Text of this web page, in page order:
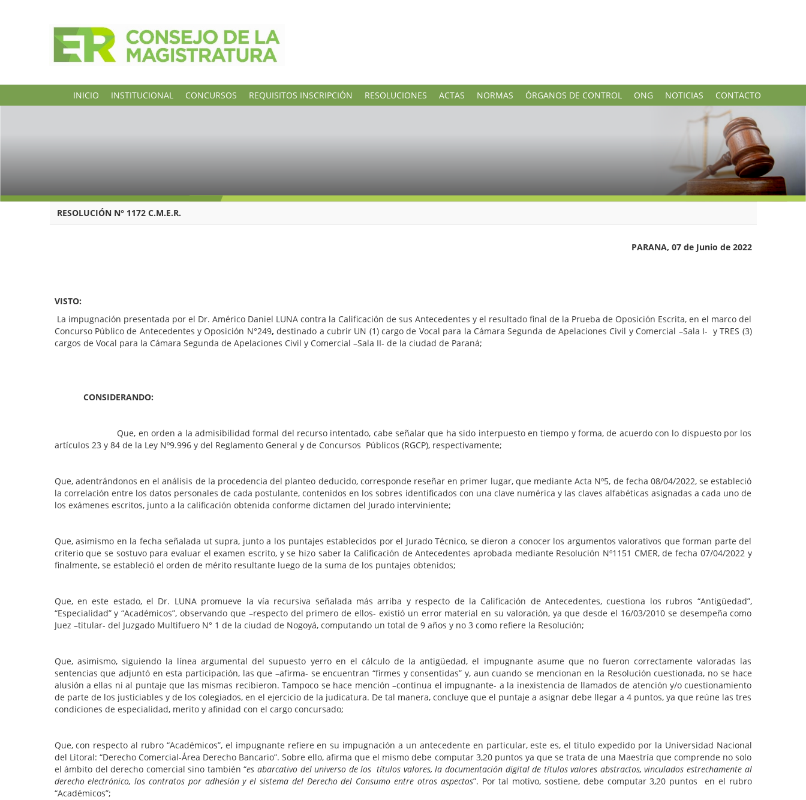
INICIO INSTITUCIONAL CONCURSOS REQUISITOS INSCRIPCIÓN RESOLUCIONES ACTAS NORMAS ÓRGANOS DE CONTROL ONG NOTICIAS CONTACTO
RESOLUCIÓN N° 1172 C.M.E.R.
PARANA, 07 de Junio de 2022
VISTO:
La impugnación presentada por el Dr. Américo Daniel LUNA contra la Calificación de sus Antecedentes y el resultado final de la Prueba de Oposición Escrita, en el marco del
Concurso Público de Antecedentes y Oposición N°249,destinado a cubrir UN (1) cargo de Vocal para la Cámara Segunda de Apelaciones Civil y Comercial –Sala I- y TRES (3)
cargos de Vocal para la Cámara Segunda de Apelaciones Civil y Comercial –Sala II- de la ciudad de Paraná;
CONSIDERANDO:
Que, en orden a la admisibilidad formal del recurso intentado, cabe señalar que ha sido interpuesto en tiempo y forma, de acuerdo con lo dispuesto por los
artículos 23 y 84 de la Ley Nº9.996 y del Reglamento General y de Concursos Públicos (RGCP), respectivamente;
Que, adentrándonos en el análisis de la procedencia del planteo deducido, corresponde reseñar en primer lugar, que mediante Acta Nº5, de fecha 08/04/2022, se estableció
la correlación entre los datos personales de cada postulante, contenidos en los sobres identificados con una clave numérica y las claves alfabéticas asignadas a cada uno de
los exámenes escritos, junto a la calificación obtenida conforme dictamen del Jurado interviniente;
Que, asimismo en la fecha señalada ut supra, junto a los puntajes establecidos por el Jurado Técnico, se dieron a conocer los argumentos valorativos que forman parte del
criterio que se sostuvo para evaluar el examen escrito, y se hizo saber la Calificación de Antecedentes aprobada mediante Resolución Nº1151 CMER, de fecha 07/04/2022 y
finalmente, se estableció el orden de mérito resultante luego de la suma de los puntajes obtenidos;
Que, en este estado, el Dr. LUNA promueve la vía recursiva señalada más arriba y respecto de la Calificación de Antecedentes, cuestiona los rubros “Antigüedad”,
“Especialidad” y “Académicos”, observando que –respecto del primero de ellos- existió un error material en su valoración, ya que desde el 16/03/2010 se desempeña como
Juez –titular- del Juzgado Multifuero N° 1 de la ciudad de Nogoyá, computando un total de 9 años y no 3 como refiere la Resolución;
Que, asimismo, siguiendo la línea argumental del supuesto yerro en el cálculo de la antigüedad, el impugnante asume que no fueron correctamente valoradas las
sentencias que adjuntó en esta participación, las que –afirma- se encuentran “firmes y consentidas” y, aun cuando se mencionan en la Resolución cuestionada, no se hace
alusión a ellas ni al puntaje que las mismas recibieron. Tampoco se hace mención –continua el impugnante- a la inexistencia de llamados de atención y/o cuestionamiento
de parte de los justiciables y de los colegiados, en el ejercicio de la judicatura. De tal manera, concluye que el puntaje a asignar debe llegar a 4 puntos, ya que reúne las tres
condiciones de especialidad, merito y afinidad con el cargo concursado;
Que, con respecto al rubro “Académicos”, el impugnante refiere en su impugnación a un antecedente en particular, este es, el titulo expedido por la Universidad Nacional
del Litoral: “Derecho Comercial-Área Derecho Bancario”. Sobre ello, afirma que el mismo debe computar 3,20 puntos ya que se trata de una Maestría que comprende no solo
el ámbito del derecho comercial sino también “es abarcativo del universo de los títulos valores, la documentación digital de títulos valores abstractos, vinculados estrechamente al
derecho electrónico, los contratos por adhesión y el sistema del Derecho del Consumo entre otros aspectos”. Por tal motivo, sostiene, debe computar 3,20 puntos en el rubro
“Académicos”;